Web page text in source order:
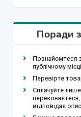
Поради
Познайомтеся
публічному місці
Перевірте
Сплачуйте лише
відповідає